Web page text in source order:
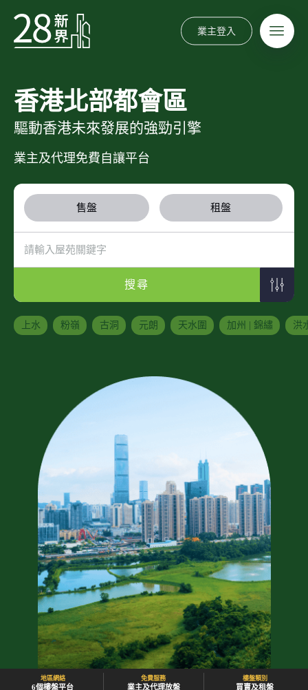
業主登入
香港北部都會區
驅動香港未來發展的強勁引擎
業主及代理免費自讓平台
售盤 租盤
搜尋
上水 粉嶺 古洞 元朗 天水圍 加州 | 錦繡 洪
地區網絡
6個樓盤平台
免費服務
業主及代理放盤
樓盤類別
買賣及租盤